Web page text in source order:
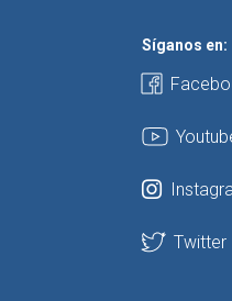
Síganos en:
Twitter